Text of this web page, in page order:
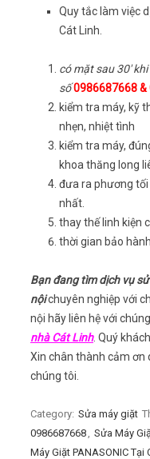
Quy tắc làm việc
Cát Linh.
có mặt sau 30′
số0986687668
kiểm tra máy, kỹ
nhẹn, nhiệt tình
kiểm tra máy,
khoa thăng long
đưa ra phương
nhất.
thay thế linh kiện
thời gian bảo
Bạn đang tìm dịch vụ
nộichuyên nghiệp với
nội hãy liên hệ với
nhà Cát Linh. Quý
Xin chân thành cảm ơn
chúng tôi.
Category: Sửa máy giặt
0986687668, Sửa Máy
Máy Giặt PANASONIC Tại